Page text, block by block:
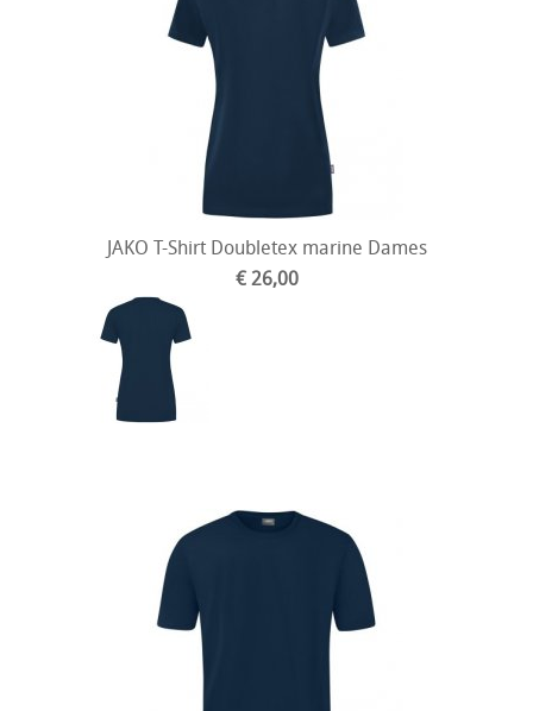
JAKO T-Shirt Doubletex marine Dames
€ 26,00